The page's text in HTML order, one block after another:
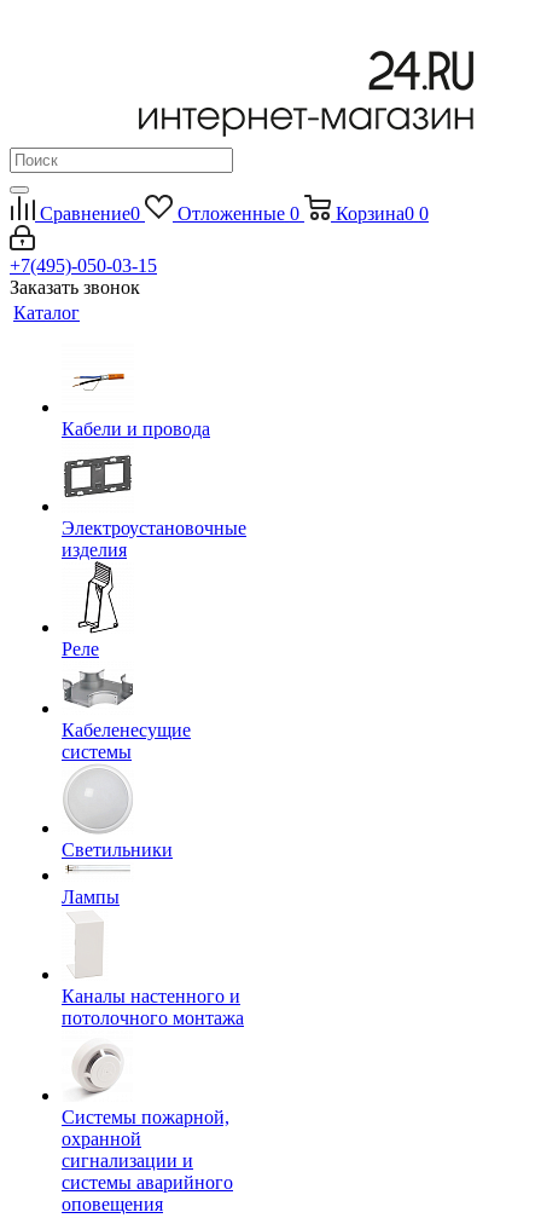
Сравнение0 Отложенные 0 Корзина0 0
+7(495)-050-03-15
Заказать звонок
Каталог
Кабели и провода
Электроустановочные
изделия
Реле
Кабеленесущие
системы
Светильники
Лампы
Каналы настенного и
потолочного монтажа
Системы пожарной,
охранной
сигнализации и
системы аварийного
оповещения